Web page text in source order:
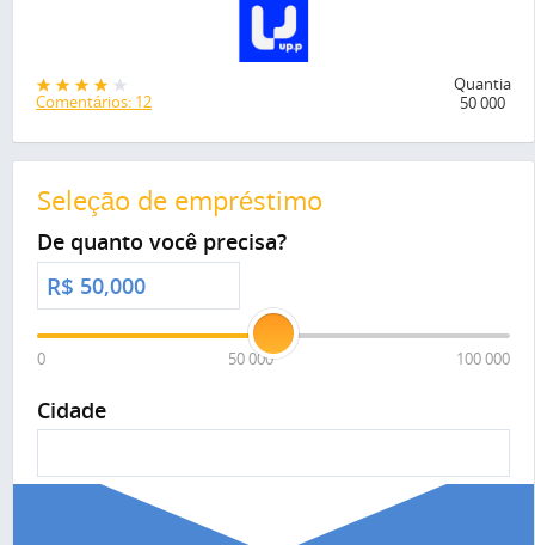
Comentários: 12
Quantia
50 000
Seleção de empréstimo
De quanto você precisa?
R$
0 50 000 100 000
Cidade